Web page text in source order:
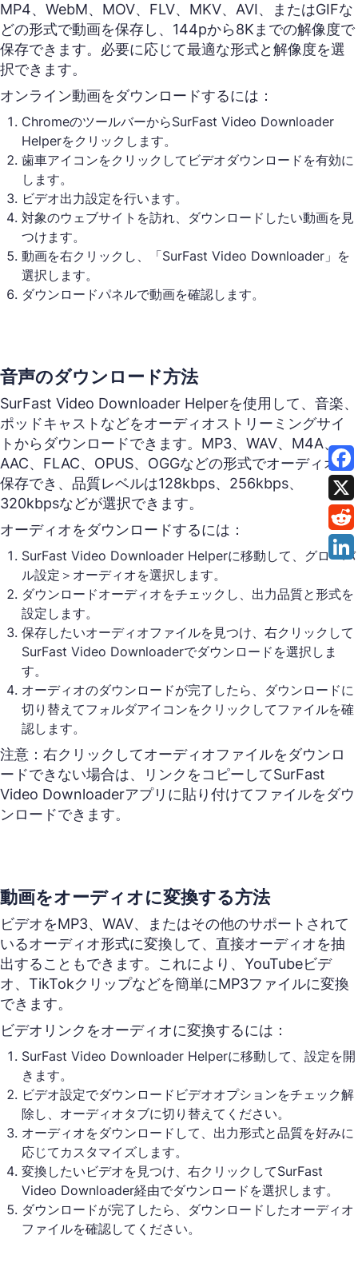
MP4、WebM、MOV、FLV、MKV、AVI、またはGIFな
どの形式で動画を保存し、144pから8Kまでの解像度で
保存できます。必要に応じて最適な形式と解像度を選
択できます。
オンライン動画をダウンロードするには：
ChromeのツールバーからSurFast Video Downloader
Helperをクリックします。
歯車アイコンをクリックしてビデオダウンロードを有効に
します。
ビデオ出力設定を行います。
対象のウェブサイトを訪れ、ダウンロードしたい動画を見
つけます。
動画を右クリックし、「SurFast Video Downloader」を
選択します。
ダウンロードパネルで動画を確認します。
音声のダウンロード方法
SurFast Video Downloader Helperを使用して、音楽、
ポッドキャストなどをオーディオストリーミングサイ
トからダウンロードできます。MP3、WAV、M4A、
AAC、FLAC、OPUS、OGGなどの形式でオーディオを
保存でき、品質レベルは128kbps、256kbps、
320kbpsなどが選択できます。
オーディオをダウンロードするには：
SurFast Video Downloader Helperに移動して、グローバ
ル設定＞オーディオを選択します。
ダウンロードオーディオをチェックし、出力品質と形式を
設定します。
保存したいオーディオファイルを見つけ、右クリックして
SurFast Video Downloaderでダウンロードを選択しま
す。
オーディオのダウンロードが完了したら、ダウンロードに
切り替えてフォルダアイコンをクリックしてファイルを確
認します。
注意：右クリックしてオーディオファイルをダウンロ
ードできない場合は、リンクをコピーしてSurFast
Video Downloaderアプリに貼り付けてファイルをダウ
ンロードできます。
動画をオーディオに変換する方法
ビデオをMP3、WAV、またはその他のサポートされて
いるオーディオ形式に変換して、直接オーディオを抽
出することもできます。これにより、YouTubeビデ
オ、TikTokクリップなどを簡単にMP3ファイルに変換
できます。
ビデオリンクをオーディオに変換するには：
SurFast Video Downloader Helperに移動して、設定を開
きます。
ビデオ設定でダウンロードビデオオプションをチェック解
除し、オーディオタブに切り替えてください。
オーディオをダウンロードして、出力形式と品質を好みに
応じてカスタマイズします。
変換したいビデオを見つけ、右クリックしてSurFast
Video Downloader経由でダウンロードを選択します。
ダウンロードが完了したら、ダウンロードしたオーディオ
ファイルを確認してください。